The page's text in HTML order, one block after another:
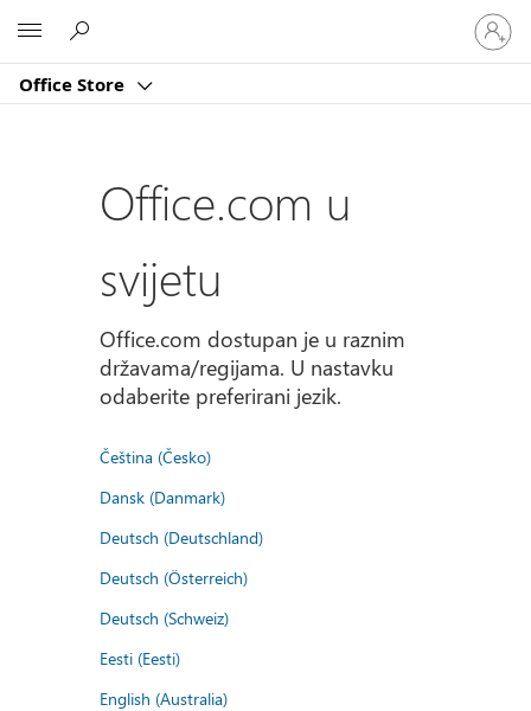
Office Store
Prijavite
se
u
račun
Office.com u
svijetu
Office.com dostupan je u raznim
državama/regijama. U nastavku
odaberite preferirani jezik.
Čeština (Česko)
Dansk (Danmark)
Deutsch (Deutschland)
Deutsch (Österreich)
Deutsch (Schweiz)
Eesti (Eesti)
English (Australia)